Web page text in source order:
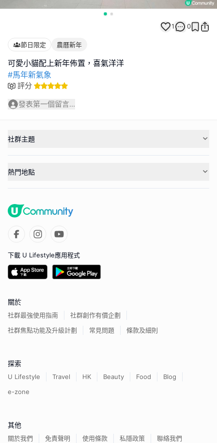
1 0
節日限定 農曆新年
#馬年新氣象
評分
發表第一個留言...
社群主題
熱門地點
下載 U Lifestyle應用程式
關於
社群最強使用指南
社群創作有價企劃
社群焦點功能及升級計劃
常見問題 條款及細則
探索
U Lifestyle Travel HK Beauty Food
Blog
e-zone
其他
關於我們 免責聲明 使用條款 私隱政策 聯絡我們